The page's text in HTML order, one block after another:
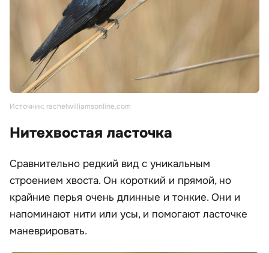
Источник: rachelwilliamsonline.com
Нитехвостая ласточка
Сравнительно редкий вид с уникальным
строением хвоста. Он короткий и прямой, но
крайние перья очень длинные и тонкие. Они и
напоминают нити или усы, и помогают ласточке
маневрировать.